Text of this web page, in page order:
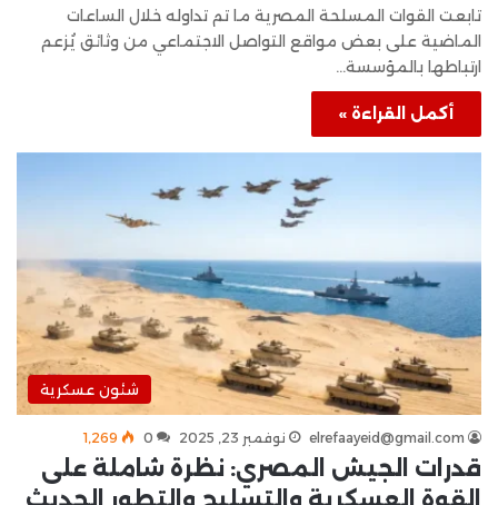
تابعت القوات المسلحة المصرية ما تم تداوله خلال الساعات
الماضية على بعض مواقع التواصل الاجتماعي من وثائق يُزعم
ارتباطها بالمؤسسة…
أكمل القراءة »
شئون عسكرية
elrefaayeid@gmail.com نوفمبر 23, 2025 0 1٬269
قدرات الجيش المصري: نظرة شاملة على
القوة العسكرية والتسليح والتطور الحديث